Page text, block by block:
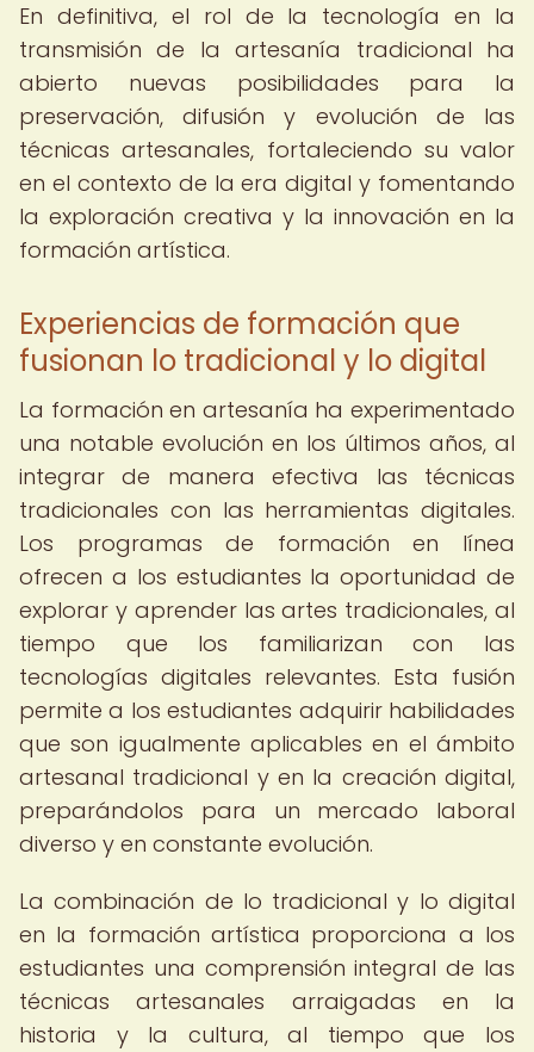
En definitiva, el rol de la tecnología en la
transmisión de la artesanía tradicional ha
abierto nuevas posibilidades para la
preservación, difusión y evolución de las
técnicas artesanales, fortaleciendo su valor
en el contexto de la era digital y fomentando
la exploración creativa y la innovación en la
formación artística.
Experiencias de formación que
fusionan lo tradicional y lo digital
La formación en artesanía ha experimentado
una notable evolución en los últimos años, al
integrar de manera efectiva las técnicas
tradicionales con las herramientas digitales.
Los programas de formación en línea
ofrecen a los estudiantes la oportunidad de
explorar y aprender las artes tradicionales, al
tiempo que los familiarizan con las
tecnologías digitales relevantes. Esta fusión
permite a los estudiantes adquirir habilidades
que son igualmente aplicables en el ámbito
artesanal tradicional y en la creación digital,
preparándolos para un mercado laboral
diverso y en constante evolución.
La combinación de lo tradicional y lo digital
en la formación artística proporciona a los
estudiantes una comprensión integral de las
técnicas artesanales arraigadas en la
historia y la cultura, al tiempo que los